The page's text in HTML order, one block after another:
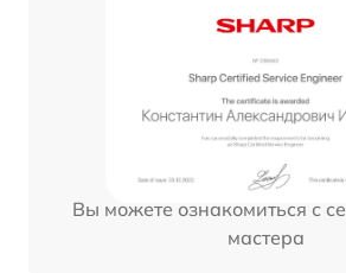
Вы можете ознакомиться с
мастера